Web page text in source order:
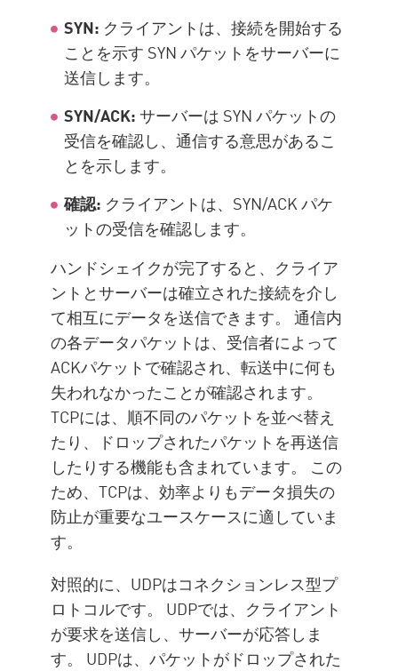
SYN: クライアントは、接続を開始する
ことを示す SYN パケットをサーバーに
送信します。
SYN/ACK:サーバーは SYN パケットの
受信を確認し、通信する意思があるこ
とを示します。
確認: クライアントは、SYN/ACK パケ
ットの受信を確認します。
ハンドシェイクが完了すると、クライア
ントとサーバーは確立された接続を介し
て相互にデータを送信できます。 通信内
の各データパケットは、受信者によって
ACKパケットで確認され、転送中に何も
失われなかったことが確認されます。
TCPには、順不同のパケットを並べ替え
たり、ドロップされたパケットを再送信
したりする機能も含まれています。 この
ため、TCPは、効率よりもデータ損失の
防止が重要なユースケースに適していま
す。
対照的に、UDPはコネクションレス型プ
ロトコルです。 UDPでは、クライアント
が要求を送信し、サーバーが応答しま
す。 UDPは、パケットがドロップされた